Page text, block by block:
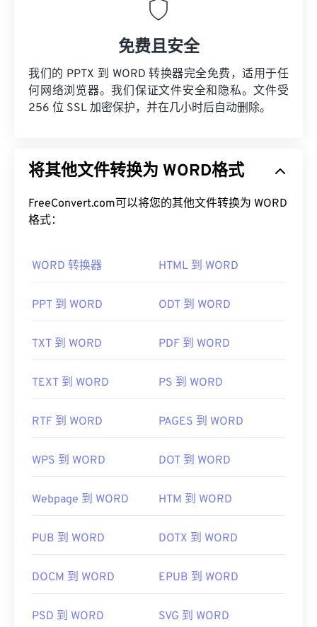
免费且安全
我们的 PPTX 到 WORD 转换器完全免费，适用于任
何网络浏览器。我们保证文件安全和隐私。文件受
256 位 SSL 加密保护，并在几小时后自动删除。
将其他文件转换为 WORD格式
FreeConvert.com可以将您的其他文件转换为 WORD
格式：
WORD 转换器 HTML 到 WORD
PPT 到 WORD ODT 到 WORD
TXT 到 WORD PDF 到 WORD
TEXT 到 WORD PS 到 WORD
RTF 到 WORD PAGES 到 WORD
WPS 到 WORD DOT 到 WORD
Webpage 到 WORD HTM 到 WORD
PUB 到 WORD DOTX 到 WORD
DOCM 到 WORD EPUB 到 WORD
PSD 到 WORD SVG 到 WORD